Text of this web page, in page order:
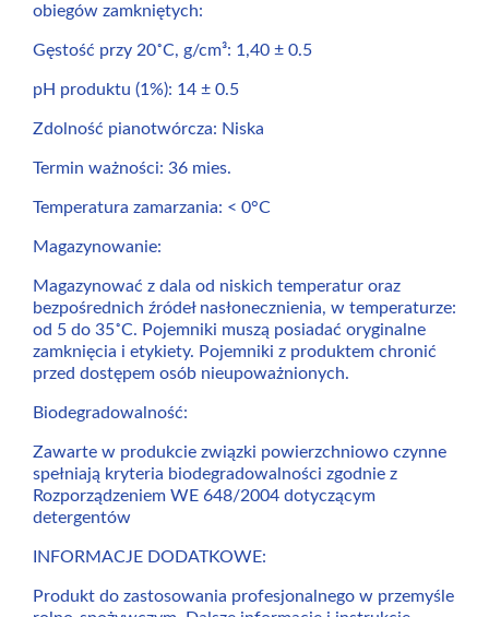
obiegów zamkniętych:
Gęstość przy 20˚C, g/cm³: 1,40 ± 0.5
pH produktu (1%): 14 ± 0.5
Zdolność pianotwórcza: Niska
Termin ważności: 36 mies.
Temperatura zamarzania: < 0°C
Magazynowanie:
Magazynować z dala od niskich temperatur oraz
bezpośrednich źródeł nasłonecznienia, w temperaturze:
od 5 do 35˚C. Pojemniki muszą posiadać oryginalne
zamknięcia i etykiety. Pojemniki z produktem chronić
przed dostępem osób nieupoważnionych.
Biodegradowalność:
Zawarte w produkcie związki powierzchniowo czynne
spełniają kryteria biodegradowalności zgodnie z
Rozporządzeniem WE 648/2004 dotyczącym
detergentów
INFORMACJE DODATKOWE:
Produkt do zastosowania profesjonalnego w przemyśle